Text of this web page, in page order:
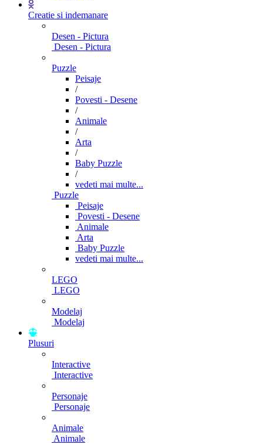
Creatie si indemanare
Desen - Pictura
Desen - Pictura
Puzzle
Peisaje
/
Povesti - Desene
/
Animale
/
Arta
/
Baby Puzzle
/
vedeti mai multe...
Puzzle
Peisaje
Povesti - Desene
Animale
Arta
Baby Puzzle
vedeti mai multe...
LEGO
LEGO
Modelaj
Modelaj
Plusuri
Interactive
Interactive
Personaje
Personaje
Animale
Animale